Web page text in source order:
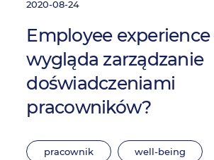
2020-08-24
Employee experience
wygląda zarządzanie
doświadczeniami
pracowników?
pracownik well-being